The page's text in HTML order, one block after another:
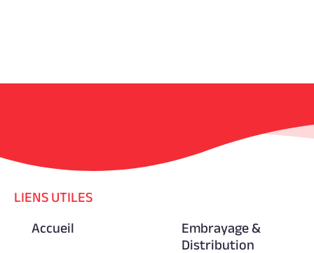
LIENS UTILES
Accueil
Embrayage &
Distribution